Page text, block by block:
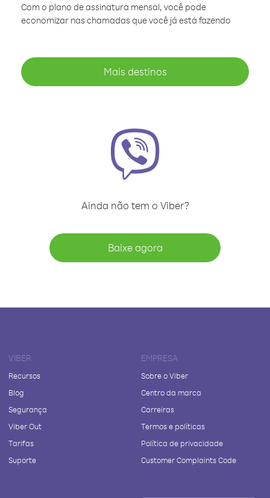
Com o plano de assinatura mensal, você pode
economizar nas chamadas que você já está fazendo
Mais destinos
Ainda não tem o Viber?
Baixe agora
VIBER
Recursos
Blog
Segurança
Viber Out
Tarifas
Suporte
EMPRESA
Sobre o Viber
Centro da marca
Carreiras
Termos e políticas
Política de privacidade
Customer Complaints Code